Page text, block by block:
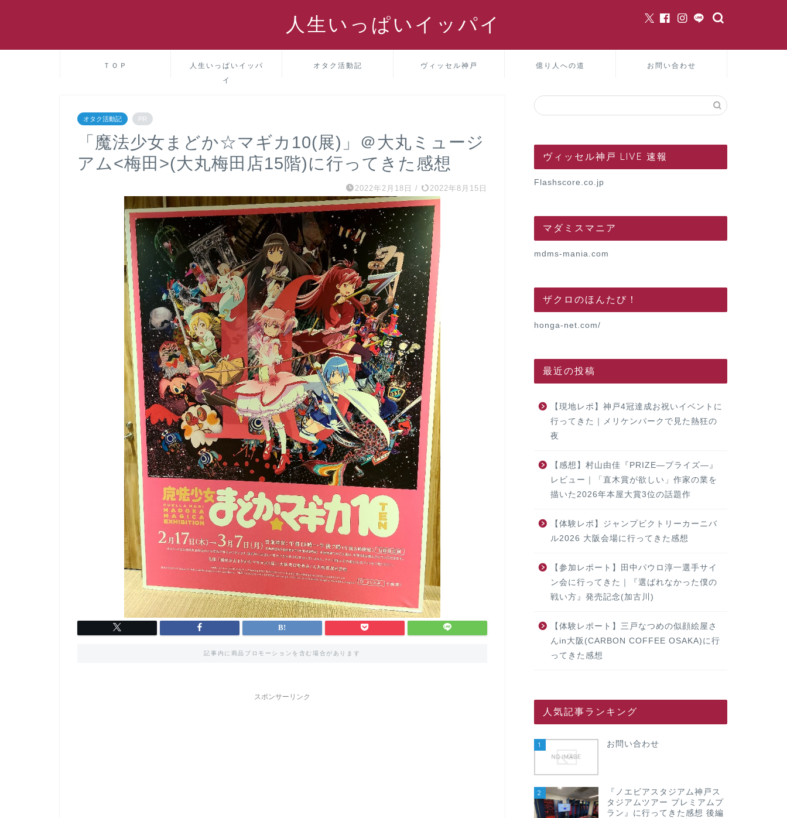
人生いっぱいイッパイ
ＴＯＰ
人生いっぱいイッパ
イ
オタク活動記 ヴィッセル神戸 億り人への道 お問い合わせ
オタク活動記 PR
「魔法少女まどか☆マギカ10(展)」＠大丸ミュージ
アム<梅田>(大丸梅田店15階)に行ってきた感想
2022年2月18日 / 2022年8月15日
記事内に商品プロモーションを含む場合があります
スポンサーリンク
ヴィッセル神戸 LIVE 速報
Flashscore.co.jp
マダミスマニア
mdms-mania.com
ザクロのほんたび！
honga-net.com/
最近の投稿
【現地レポ】神戸4冠達成お祝いイベントに
行ってきた｜メリケンパークで見た熱狂の
夜
【感想】村山由佳『PRIZE―プライズ―』
レビュー｜「直木賞が欲しい」作家の業を
描いた2026年本屋大賞3位の話題作
【体験レポ】ジャンプビクトリーカーニバ
ル2026 大阪会場に行ってきた感想
【参加レポート】田中パウロ淳一選手サイ
ン会に行ってきた｜『選ばれなかった僕の
戦い方』発売記念(加古川)
【体験レポート】三戸なつめの似顔絵屋さ
んin大阪(CARBON COFFEE OSAKA)に行
ってきた感想
人気記事ランキング
1 お問い合わせ
2
『ノエビアスタジアム神戸ス
タジアムツアー プレミアムプ
ラン』に行ってきた感想 後編